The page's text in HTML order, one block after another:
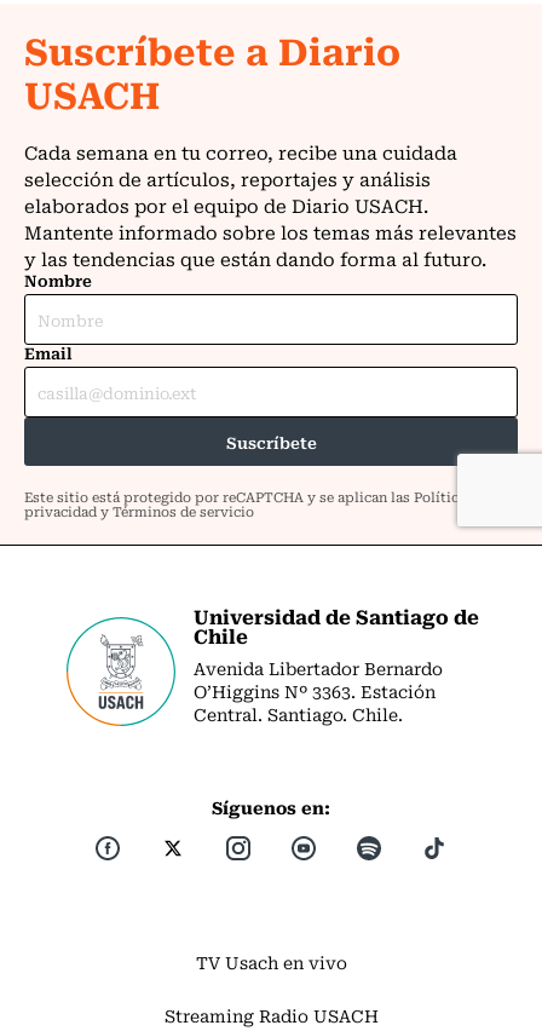
Universidad de Santiago de
Chile
Avenida Libertador Bernardo
O’Higgins Nº 3363. Estación
Central. Santiago. Chile.
Síguenos en:
TV Usach en vivo
Streaming Radio USACH